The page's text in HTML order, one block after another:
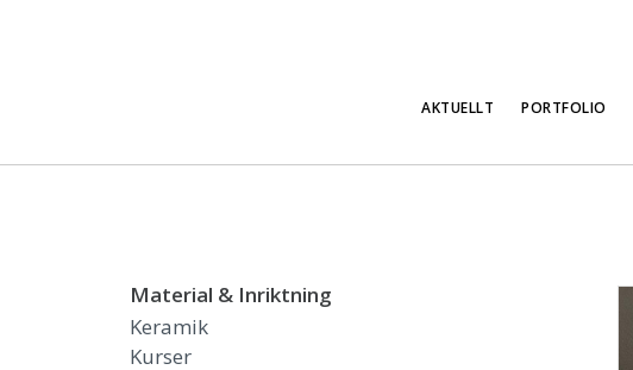
AKTUELLT PORTFOLIO
Material & Inriktning
Keramik
Kurser